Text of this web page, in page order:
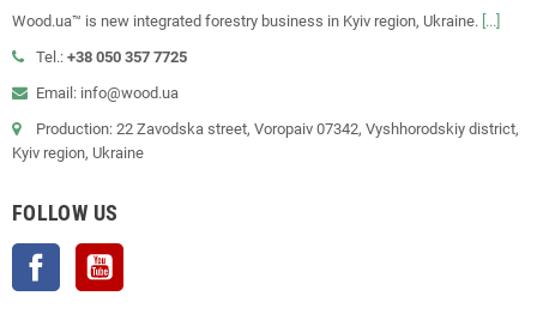
Wood.ua™ is new integrated forestry business in Kyiv region, Ukraine. [...]
Tel.: +38 050 357 7725
Email: info@wood.ua
Production: 22 Zavodska street, Voropaiv 07342, Vyshhorodskiy district,
Kyiv region, Ukraine
FOLLOW US
Facebook